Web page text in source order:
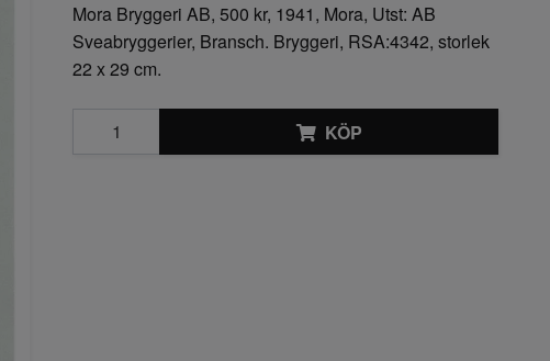
Mora Bryggeri AB, 500 kr, 1941, Mora, Utst: AB
Sveabryggerier, Bransch. Bryggeri, RSA:4342, storlek
22 x 29 cm.
KÖP